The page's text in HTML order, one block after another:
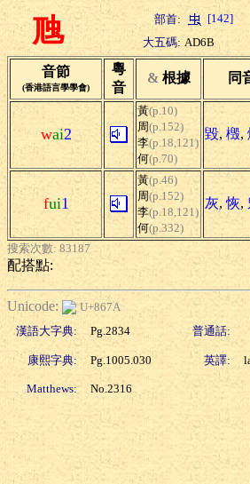
虺 部首: [142]
大五碼: AD6B
音節
(香港語言學學會)
粵
音
& 根據 同
wai2
黃(p.10)
周(p.152)
李(p.18,121)
何(p.70)
毀, 檓,
fui1
黃(p.46)
周(p.152)
李(p.18,121)
何(p.332)
灰,恢,
搜索次數: 83187
配搭點:
Unicode:
U+867A
漢語大字典:
Pg.2834 普通話:
康熙字典: Pg.1005.030 英譯:
Matthews: No.2316